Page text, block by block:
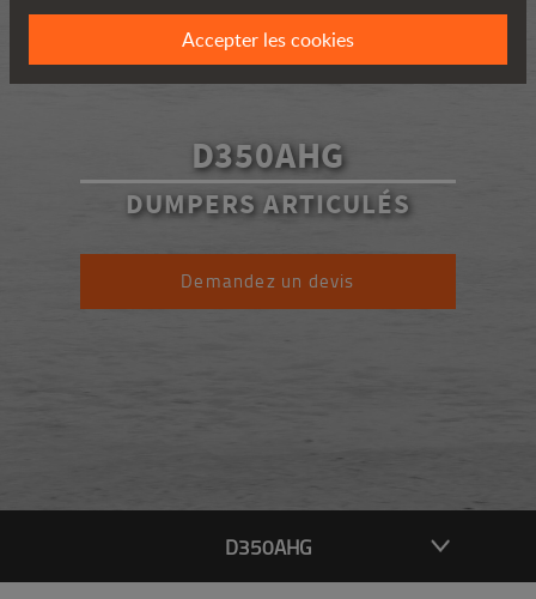
D350AHG
DUMPERS ARTICULÉS
Demandez un devis
D350AHG
Accepter les cookies